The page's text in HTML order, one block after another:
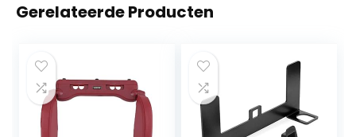
Gerelateerde Producten